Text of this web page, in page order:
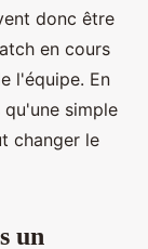
donc être
en cours
l'équipe. En
simple
changer le
un